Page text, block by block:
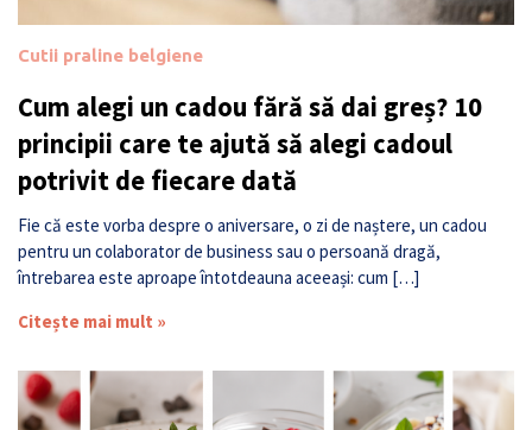
Cutii praline belgiene
Cum alegi un cadou fără să dai greș? 10
principii care te ajută să alegi cadoul
potrivit de fiecare dată
Fie că este vorba despre o aniversare, o zi de naștere, un cadou
pentru un colaborator de business sau o persoană dragă,
întrebarea este aproape întotdeauna aceeași: cum […]
Citește mai mult »